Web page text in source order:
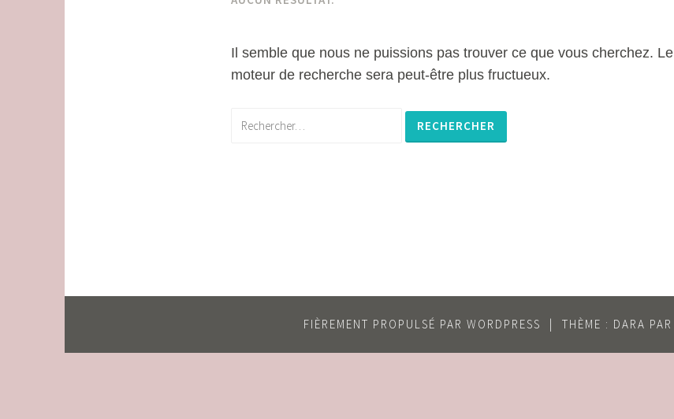
Il semble que nous ne puissions pas trouver ce que vous cherchez. Le
moteur de recherche sera peut-être plus fructueux.
Rechercher :
FIÈREMENT PROPULSÉ PAR WORDPRESS | THÈME : DARA PAR